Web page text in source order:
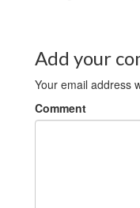
Add your
Your email address
Comment